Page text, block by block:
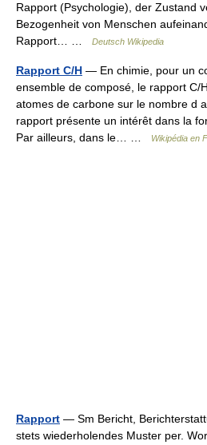
Rapport (Psychologie), der Zustand
Bezogenheit von Menschen
Rapport… …
Deutsch Wikipedia
Rapport C/H — En chimie, pour un
ensemble de composé, le rapport C/
atomes de carbone sur le nombre d
rapport présente un intérêt dans la
Par ailleurs, dans le… …
Wikipédia en
Rapport — Sm Bericht,
stets wiederholendes Muster per.